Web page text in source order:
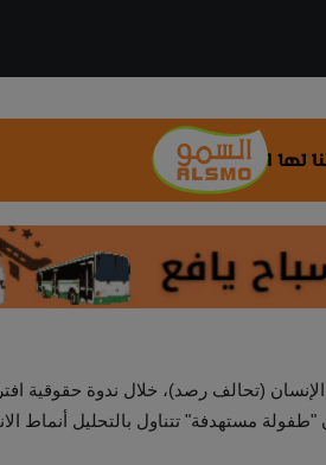
مستهدفة" تتناول بالتحليل أنماط